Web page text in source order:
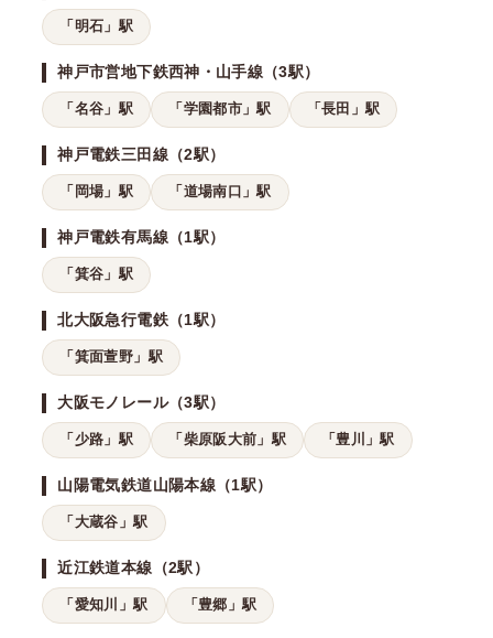
「明石」駅
神戸市営地下鉄西神・山手線（3駅）
「名谷」駅 「学園都市」駅 「長田」駅
神戸電鉄三田線（2駅）
「岡場」駅 「道場南口」駅
神戸電鉄有馬線（1駅）
「箕谷」駅
北大阪急行電鉄（1駅）
「箕面萱野」駅
大阪モノレール（3駅）
「少路」駅 「柴原阪大前」駅 「豊川」駅
山陽電気鉄道山陽本線（1駅）
「大蔵谷」駅
近江鉄道本線（2駅）
「愛知川」駅 「豊郷」駅